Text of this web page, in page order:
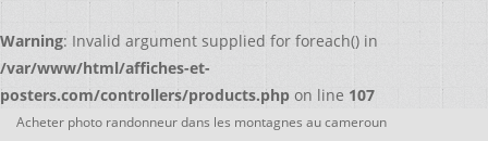
Warning: Invalid argument supplied for foreach() in
/var/www/html/affiches-et-
posters.com/controllers/products.php on line 107
Acheter photo randonneur dans les montagnes au cameroun